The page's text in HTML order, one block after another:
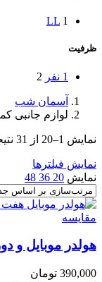
LL 1
ظرفیت
1 نفر 2
آسمان شب
لوازم جانبی
نمایش 1–20 از 31 نتیجه
نمایش فیلترها
نمایش 20
36
48
مقایسه
هولدر موبایل و
390,000 تومان